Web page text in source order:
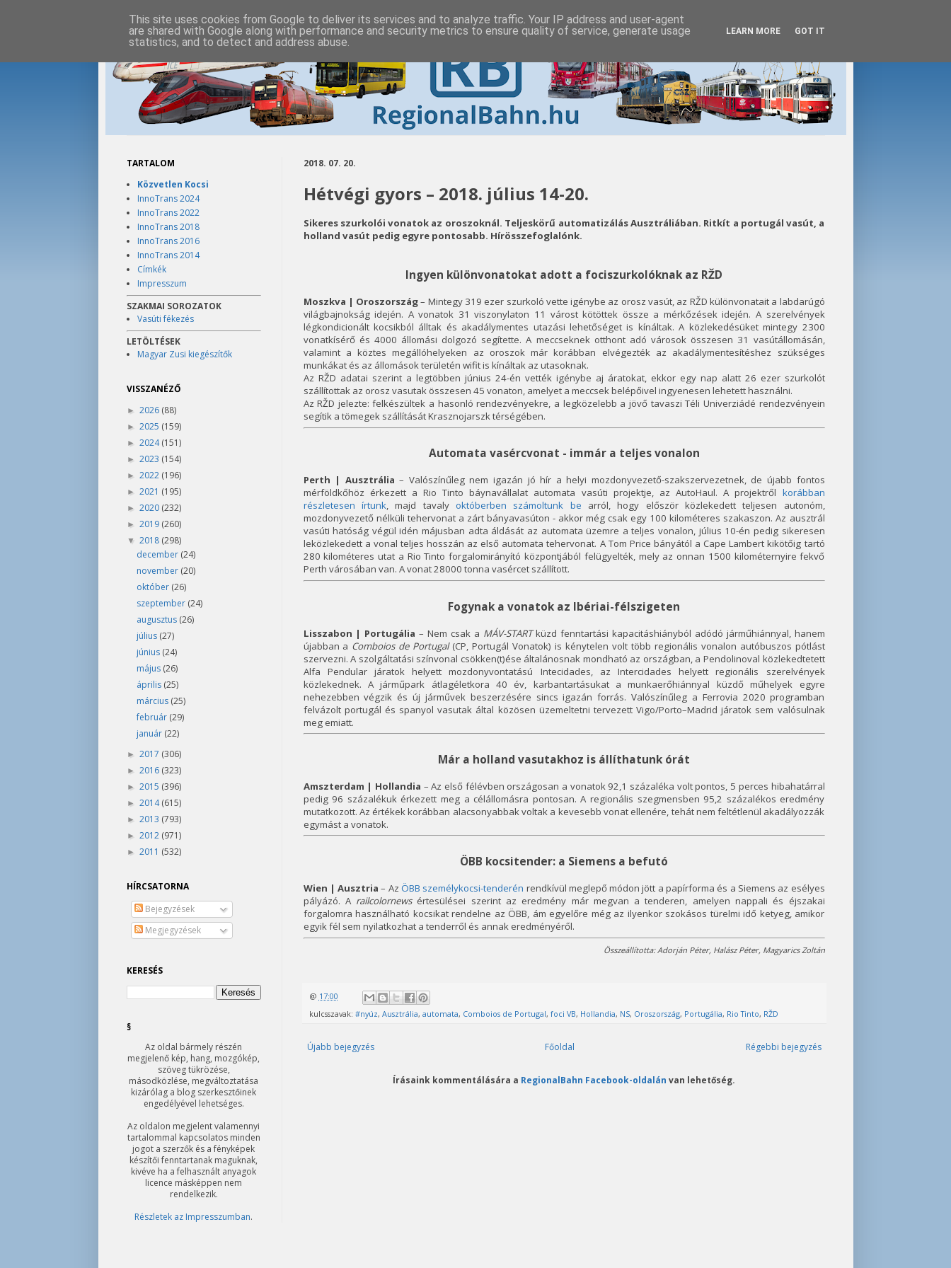
2018. 07. 20.
Hétvégi gyors – 2018. július 14-20.
Sikeres szurkolói vonatok az oroszoknál. Teljeskörű automatizálás Ausztráliában. Ritkít a portugál vasút, a
holland vasút pedig egyre pontosabb. Hírösszefoglalónk.
Ingyen különvonatokat adott a fociszurkolóknak az RŽD
Moszkva | Oroszország– Mintegy 319 ezer szurkoló vette igénybe az orosz vasút, az RŽD különvonatait a labdarúgó
világbajnokság idején. A vonatok 31 viszonylaton 11 várost kötöttek össze a mérkőzések idején. A szerelvények
légkondicionált kocsikból álltak és akadálymentes utazási lehetőséget is kínáltak. A közlekedésüket mintegy 2300
vonatkísérő és 4000 állomási dolgozó segítette. A meccseknek otthont adó városok összesen 31 vasútállomásán,
valamint a köztes megállóhelyeken az oroszok már korábban elvégezték az akadálymentesítéshez szükséges
munkákat és az állomások területén wifit is kínáltak az utasoknak.
Az RŽD adatai szerint a legtöbben június 24-én vették igénybe aj áratokat, ekkor egy nap alatt 26 ezer szurkolót
szállítottak az orosz vasutak összesen 45 vonaton, amelyet a meccsek belépőivel ingyenesen lehetett használni.
Az RŽD jelezte: felkészültek a hasonló rendezvényekre, a legközelebb a jövő tavaszi Téli Univerziádé rendezvényein
segítik a tömegek szállítását Krasznojarszk térségében.
Automata vasércvonat - immár a teljes vonalon
Perth | Ausztrália – Valószínűleg nem igazán jó hír a helyi mozdonyvezető-szakszervezetnek, de újabb fontos
mérföldkőhöz érkezett a Rio Tinto báynavállalat automata vasúti projektje, az AutoHaul. A projektről korábban
részletesen írtunk, majd tavaly októberben számoltunk be arról, hogy először közlekedett teljesen autonóm,
mozdonyvezető nélküli tehervonat a zárt bányavasúton - akkor még csak egy 100 kilométeres szakaszon. Az ausztrál
vasúti hatóság végül idén májusban adta áldását az automata üzemre a teljes vonalon, július 10-én pedig sikeresen
leközlekedett a vonal teljes hosszán az első automata tehervonat. A Tom Price bányától a Cape Lambert kikötőig tartó
280 kilométeres utat a Rio Tinto forgalomirányító központjából felügyelték, mely az onnan 1500 kilométernyire fekvő
Perth városában van. A vonat 28000 tonna vasércet szállított.
Fogynak a vonatok az Ibériai-félszigeten
Lisszabon | Portugália – Nem csak a MÁV-STARTküzd fenntartási kapacitáshiányból adódó járműhiánnyal, hanem
újabban a Comboios de Portugal(CP, Portugál Vonatok) is kénytelen volt több regionális vonalon autóbuszos pótlást
szervezni. A szolgáltatási színvonal csökken(t)ése általánosnak mondható az országban, a Pendolinoval közlekedtetett
Alfa Pendular járatok helyett mozdonyvontatású Intecidades, az Intercidades helyett regionális szerelvények
közlekednek. A járműpark átlagéletkora 40 év, karbantartásukat a munkaerőhiánnyal küzdő műhelyek egyre
nehezebben végzik és új járművek beszerzésére sincs igazán forrás. Valószínűleg a Ferrovia 2020 programban
felvázolt portugál és spanyol vasutak által közösen üzemeltetni tervezett Vigo/Porto–Madrid járatok sem valósulnak
meg emiatt.
Már a holland vasutakhoz is állíthatunk órát
Amszterdam | Hollandia – Az első félévben országosan a vonatok 92,1 százaléka volt pontos, 5 perces hibahatárral
pedig 96 százalékuk érkezett meg a célállomásra pontosan. A regionális szegmensben 95,2 százalékos eredmény
mutatkozott. Az értékek korábban alacsonyabbak voltak a kevesebb vonat ellenére, tehát nem feltétlenül akadályozzák
egymást a vonatok.
ÖBB kocsitender: a Siemens a befutó
Wien | Ausztria – Az ÖBB személykocsi-tenderén rendkívül meglepő módon jött a papírforma és a Siemens az esélyes
pályázó. A railcolornewsértesülései szerint az eredmény már megvan a tenderen, amelyen nappali és éjszakai
forgalomra használható kocsikat rendelne az ÖBB, ám egyelőre még az ilyenkor szokásos türelmi idő ketyeg, amikor
egyik fél sem nyilatkozhat a tenderről és annak eredményéről.
Összeállította: Adorján Péter, Halász Péter, Magyarics Zoltán
@ 17:00
kulcsszavak: #nyúz, Ausztrália, automata, Comboios de Portugal, foci VB, Hollandia, NS, Oroszország, Portugália, Rio Tinto, RŽD
Újabb bejegyzés Régebbi bejegyzés
Főoldal
Írásaink kommentálására a RegionalBahn Facebook-oldalán van lehetőség.
TARTALOM
Közvetlen Kocsi
InnoTrans 2024
InnoTrans 2022
InnoTrans 2018
InnoTrans 2016
InnoTrans 2014
Címkék
Impresszum
SZAKMAI SOROZATOK
Vasúti fékezés
LETÖLTÉSEK
Magyar Zusi kiegészítők
VISSZANÉZŐ
► 2026 (88)
► 2025 (159)
► 2024(151)
► 2023 (154)
► 2022 (196)
► 2021 (195)
► 2020 (232)
► 2019 (260)
▼ 2018 (298)
december (24)
november (20)
október (26)
szeptember (24)
augusztus (26)
július (27)
június (24)
május (26)
április (25)
március (25)
február (29)
január (22)
► 2017 (306)
► 2016 (323)
► 2015 (396)
► 2014(615)
► 2013 (793)
► 2012 (971)
► 2011 (532)
HÍRCSATORNA
Bejegyzések
Megjegyzések
KERESÉS
§
Az oldal bármely részén
megjelenő kép, hang, mozgókép,
szöveg tükrözése,
másodközlése, megváltoztatása
kizárólag a blog szerkesztőinek
engedélyével lehetséges.
Az oldalon megjelent valamennyi
tartalommal kapcsolatos minden
jogot a szerzők és a fényképek
készítői fenntartanak maguknak,
kivéve ha a felhasznált anyagok
licence másképpen nem
rendelkezik.
Részletek az Impresszumban.
This site uses cookies from Google to deliver its services and to analyze traffic. Your IP address and user-agent
are shared with Google along with performance and security metrics to ensure quality of service, generate usage
statistics, and to detect and address abuse.
LEARN MORE GOT IT